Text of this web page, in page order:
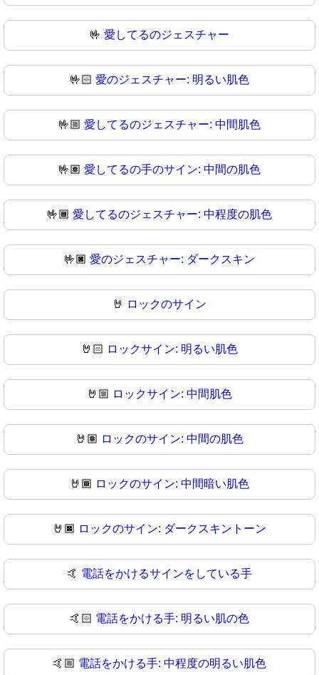
🤟 愛してるのジェスチャー
🤟🏻 愛のジェスチャー: 明るい肌色
🤟🏼 愛してるのジェスチャー: 中間肌色
🤟🏽 愛してるの手のサイン: 中間の肌色
🤟🏾 愛してるのジェスチャー: 中程度の肌色
🤟🏿 愛のジェスチャー: ダークスキン
🤘 ロックのサイン
🤘🏻 ロックサイン: 明るい肌色
🤘🏼 ロックサイン: 中間肌色
🤘🏽 ロックのサイン: 中間の肌色
🤘🏾 ロックのサイン: 中間暗い肌色
🤘🏿 ロックのサイン: ダークスキントーン
🤙 電話をかけるサインをしている手
🤙🏻 電話をかける手: 明るい肌の色
🤙🏼 電話をかける手: 中程度の明るい肌色